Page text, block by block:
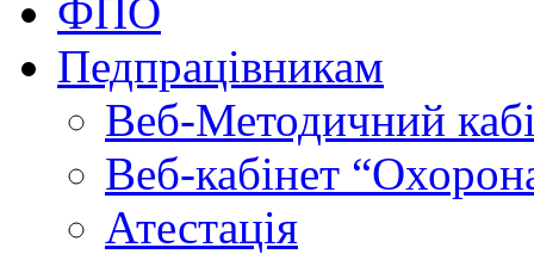
ФПО
Педпрацівникам
Веб-Методичний
Веб-кабінет
Атестація